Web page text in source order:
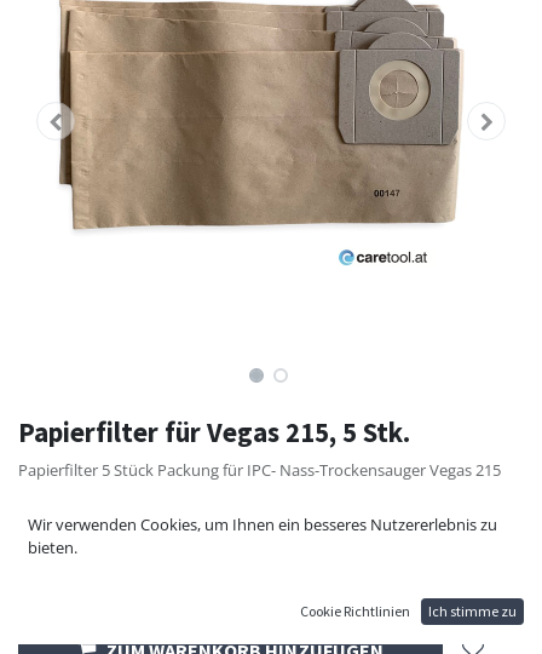
Papierfilter für Vegas 215, 5 Stk.
Papierfilter 5 Stück Packung für IPC- Nass-Trockensauger Vegas 215
24,00€
Wir verwenden Cookies, um Ihnen ein besseres Nutzererlebnis zu
bieten.
Cookie Richtlinien Ich stimme zu